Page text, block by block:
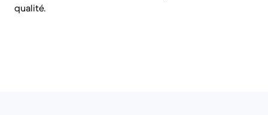
qualité.